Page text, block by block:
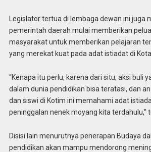
Legislator tertua di lembaga dewan ini juga
pemerintah daerah mulai memberikan
masyarakat untuk memberikan pelajaran
yang merekat kuat pada adat istiadat di
“Kenapa itu perlu, karena dari situ, aksi buli
dalam dunia pendidikan bisa teratasi, dan
dan siswi di Kotim ini memahami adat
peninggalan nenek moyang kita terdahulu,”
Disisi lain menurutnya penerapan Budaya
pendidikan akan mampu mendorong